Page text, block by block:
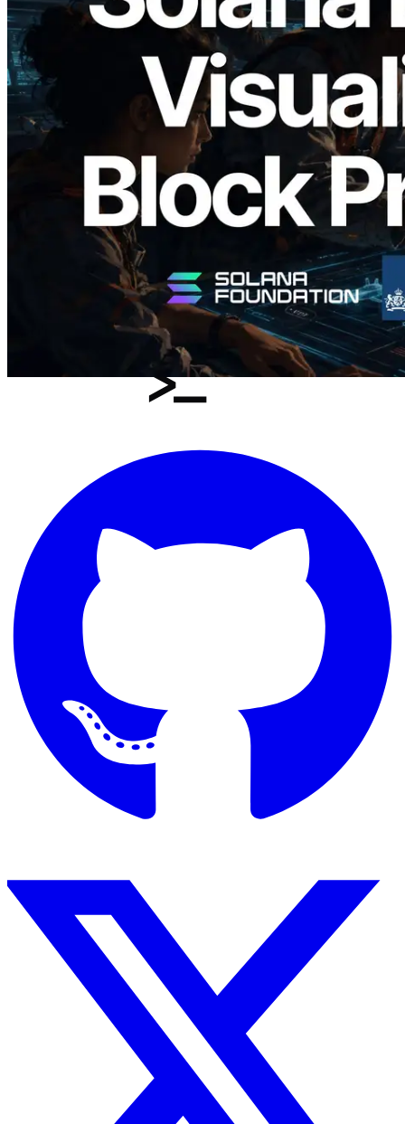
2026.05.24
Validators Solutions 釋出 Solana Block
Analyzer — 以 slot 為單位視覺化區塊生
成時間與負責驗證者